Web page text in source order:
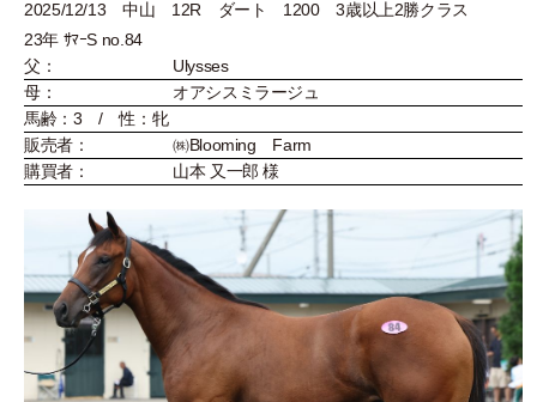
2025/12/13 中山 12R ダート 1200 3歳以上2勝クラス
23年 ｻﾏｰS no.84
父：
Ulysses
母：
オアシスミラージュ
馬齢：3 / 性：牝
販売者：
㈱Blooming Farm
購買者：
山本 又一郎 様